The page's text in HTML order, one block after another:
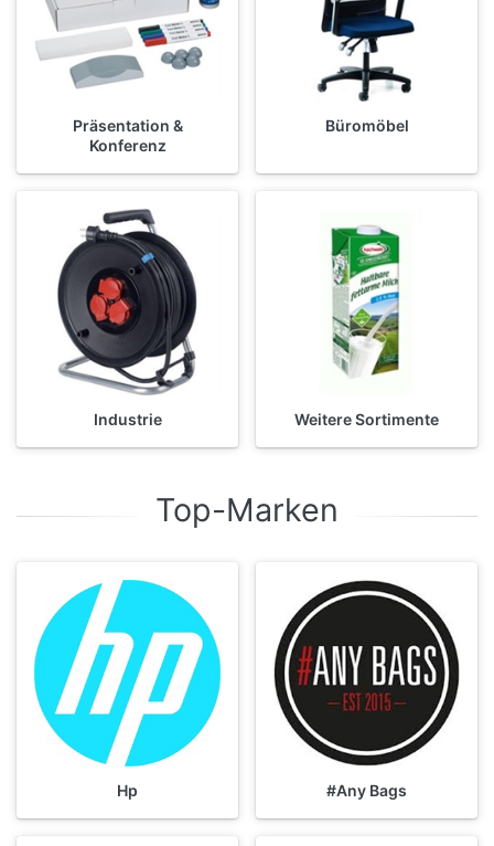
Präsentation &
Konferenz
Büromöbel
Industrie Weitere Sortimente
Top-Marken
Hp #Any Bags